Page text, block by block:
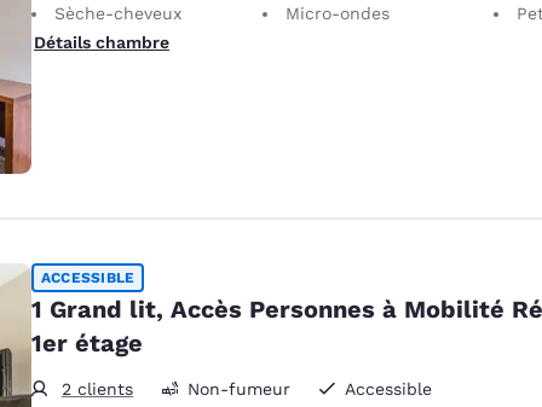
Sèche-cheveux
Micro-ondes
Petit
Détails chambre
ACCESSIBLE
1 Grand lit, Accès Personnes à Mobilité
1er étage
2 clients Non-fumeur
Accessible